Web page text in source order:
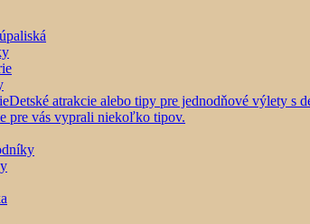
Detské atrakcie alebo tipy pre jednodňové výlety s
pre vás vyprali niekoľko tipov.